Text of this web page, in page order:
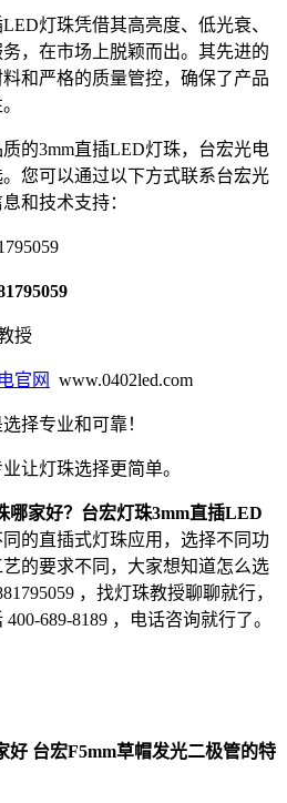
灯珠凭借其高亮度、低光衰、
，在市场上脱颖而出。其先进的
和严格的质量管控，确保了产品
的3mm直插LED灯珠，台宏光电
您可以通过以下方式联系台宏光
和技术支持：
授
官网 www.0402led.com
择专业和可靠！
让灯珠选择更简单。
哪家好？台宏灯珠3mm直插LED
的直插式灯珠应用，选择不同功
的要求不同，大家想知道怎么选
，找灯珠教授聊聊就行，
689-8189 ，电话咨询就行了。
好 台宏F5mm草帽发光二极管的特